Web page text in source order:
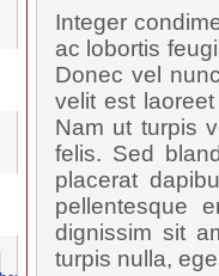
Integer
ac lobortis
Donec vel
velit est
Nam ut turpis
felis. Sed
placerat
pellentesque
dignissim sit
turpis nulla,